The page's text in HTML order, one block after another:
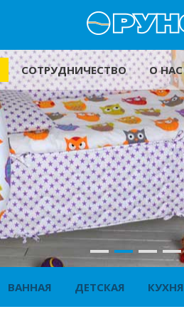
СОТРУДНИЧЕСТВО О НАС
ВАННАЯ ДЕТСКАЯ КУХНЯ